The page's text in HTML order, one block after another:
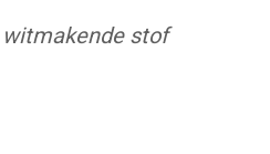
witmakende stof